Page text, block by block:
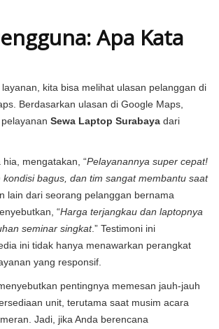
Apa Kata
kita bisa melihat ulasan pelanggan di
Berdasarkan ulasan di Google Maps
Sewa Laptop Surabaya dari
hia , mengatakan, “Pelayanannya super cepat!
bagus, dan tim sangat membantu saat
lain dari seorang pelanggan bernama
“Harga terjangkau dan laptopnya
seminar singkat.” Testimoni ini
ini tidak hanya menawarkan perangkat
yang responsif.
pentingnya memesan jauh-jauh
unit, terutama saat musim acara
Jadi, jika Anda berencana